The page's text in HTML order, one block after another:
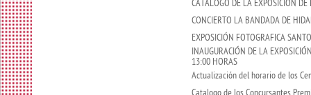
CATALOGO DE LA EXPOSICIÓN
CONCIERTO LA BANDADA DE
EXPOSICIÓN FOTOGRAFICA
INAUGURACIÓN DE LA
13:00 HORAS
Actualización del horario de los
Catalogo de los Concursantes